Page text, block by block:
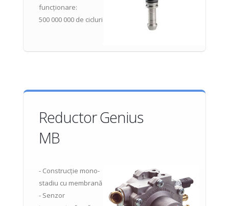
funcționare:
500 000 000 de cicluri
Reductor Genius
MB
- Construcție mono-
stadiu cu membrană
- Senzor